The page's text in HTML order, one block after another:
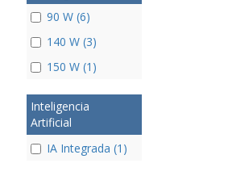
90 W (6)
140 W (3)
150 W (1)
Inteligencia
Artificial
IA Integrada (1)